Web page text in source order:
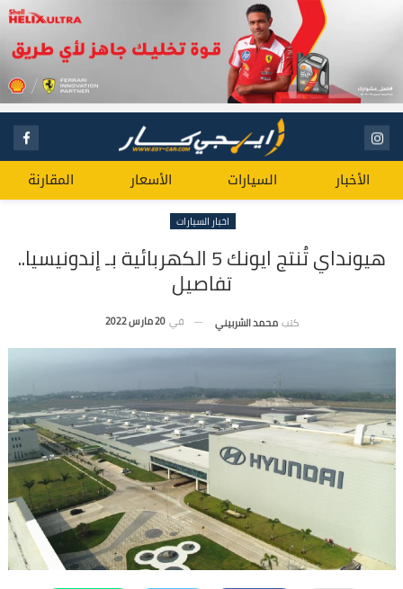
الأخبار السيارات الأسعار المقارنة
اخبار السيارات
هيونداي تُنتج ايونك 5 الكهربائية بـ إندونيسيا..
تفاصيل
كتب محمد الشربيني في 20 مارس 2022